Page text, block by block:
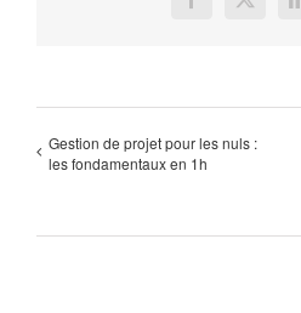
Facebook
X
Gestion de projet pour les nuls :
les fondamentaux en 1h